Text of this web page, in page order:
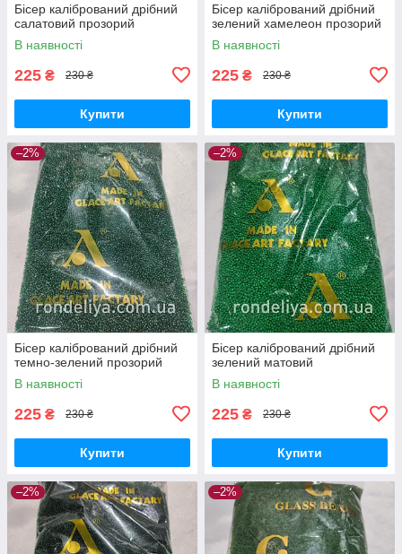
Бісер калібрований дрібний
салатовий прозорий
В наявності
225 ₴ 230 ₴
Купити
Бісер калібрований дрібний
зелений хамелеон прозорий
В наявності
225 ₴ 230 ₴
Купити
–2%
Бісер калібрований дрібний
темно-зелений прозорий
В наявності
225 ₴ 230 ₴
Купити
–2%
Бісер калібрований дрібний
зелений матовий
В наявності
225 ₴ 230 ₴
Купити
–2% –2%